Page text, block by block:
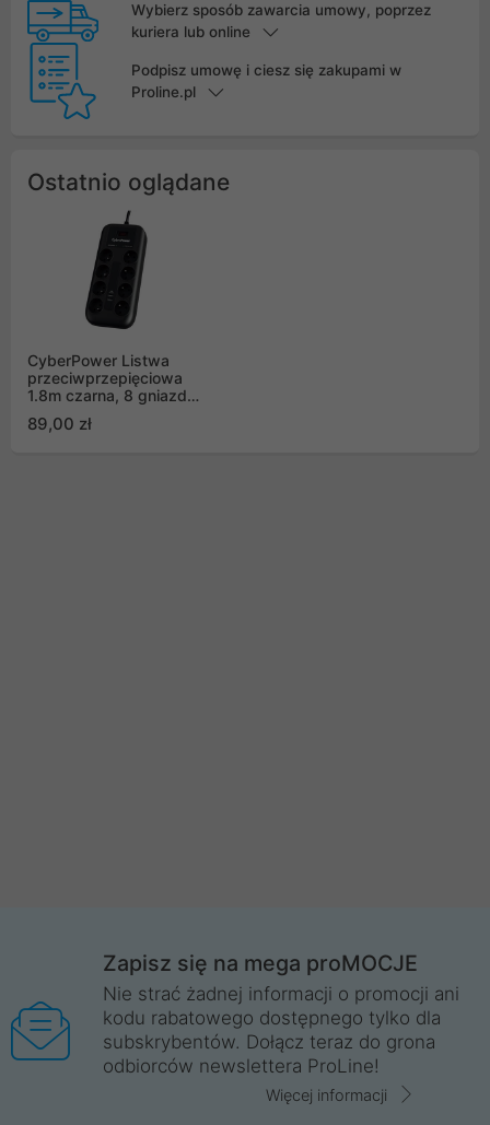
Wybierz sposób zawarcia umowy, poprzez
kuriera lub online
Podpisz umowę i ciesz się zakupami w
Proline.pl
Ostatnio oglądane
CyberPower Listwa
przeciwprzepięciowa
1.8m czarna, 8 gniazd
FR
89,00 zł
Zapisz się na mega proMOCJE
Nie strać żadnej informacji o promocji ani
kodu rabatowego dostępnego tylko dla
subskrybentów. Dołącz teraz do grona
odbiorców newslettera ProLine!
Więcej informacji